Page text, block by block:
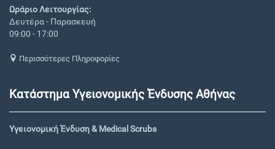
Ωράριο Λειτουργίας:
Δευτέρα - Παρασκευή
09:00 - 17:00
Περισσότερες Πληροφορίες
Κατάστημα Υγειονομικής Ένδυσης Αθήνας
Υγειονομική Ένδυση & Medical Scrubs